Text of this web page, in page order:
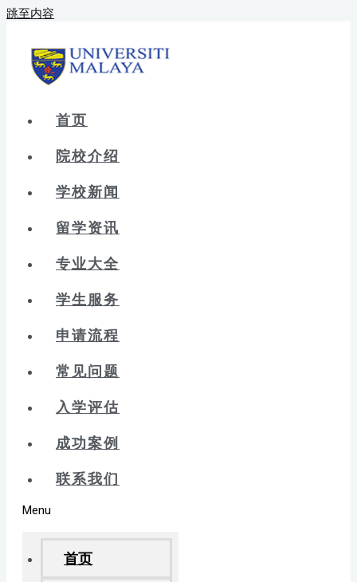
跳至内容
首页
院校介绍
学校新闻
留学资讯
专业大全
学生服务
申请流程
常见问题
入学评估
成功案例
联系我们
Menu
首页